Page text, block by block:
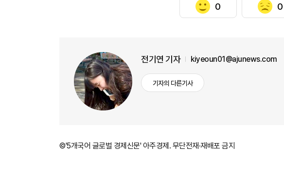
0 0
전기연 기자 kiyeoun01@ajunews.com
기자의 다른기사
©'5개국어 글로벌 경제신문' 아주경제. 무단전재·재배포 금지